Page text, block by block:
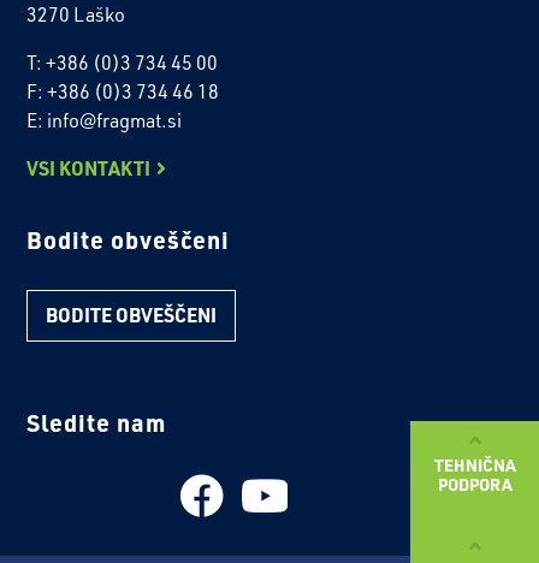
TEHNIČNA
PODPORA
3270 Laško
T: +386 (0)3 734 45 00
F: +386 (0)3 734 46 18
E: info@fragmat.si
VSI KONTAKTI
Bodite obveščeni
BODITE OBVEŠČENI
Sledite nam